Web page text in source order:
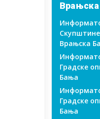
Врањска
Градске
Бања
Градске
Бања